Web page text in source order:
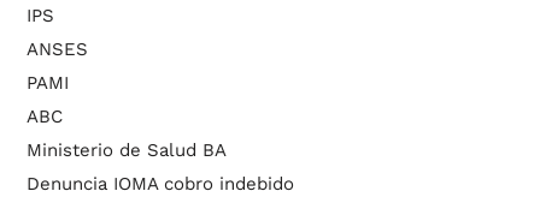
IPS
ANSES
PAMI
ABC
Ministerio de Salud BA
Denuncia IOMA cobro indebido